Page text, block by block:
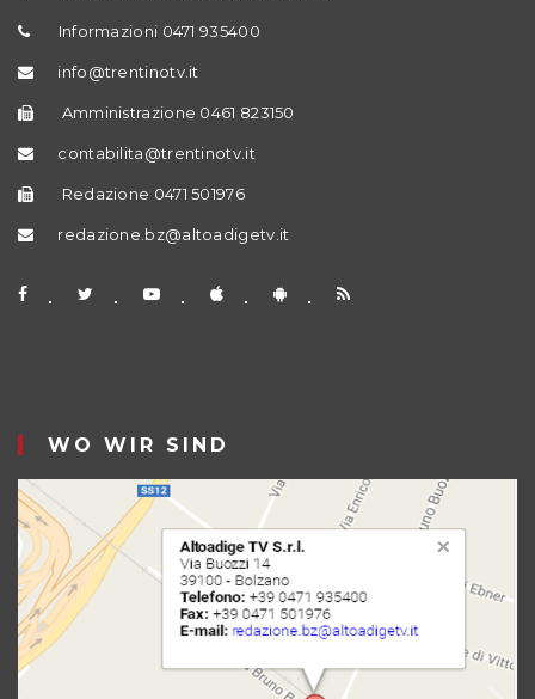
Informazioni 0471 935400
info@trentinotv.it
Amministrazione 0461 823150
contabilita@trentinotv.it
Redazione 0471 501976
redazione.bz@altoadigetv.it
WO WIR SIND